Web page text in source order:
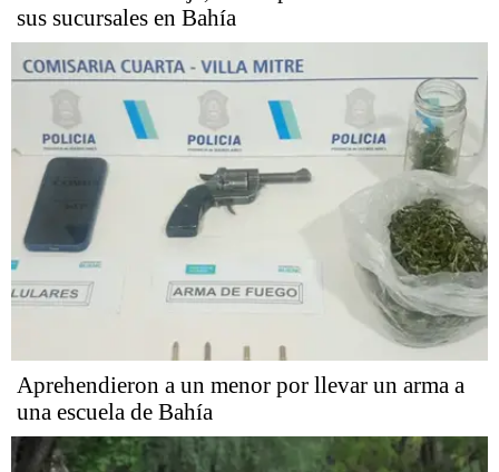
sus sucursales en Bahía
Aprehendieron a un menor por llevar un arma a
una escuela de Bahía